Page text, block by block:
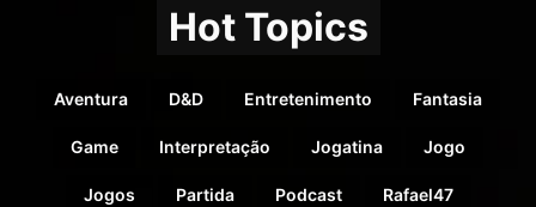
Hot Topics
Aventura D&D Entretenimento Fantasia
Game Interpretação Jogatina Jogo
Jogos Partida Podcast Rafael47